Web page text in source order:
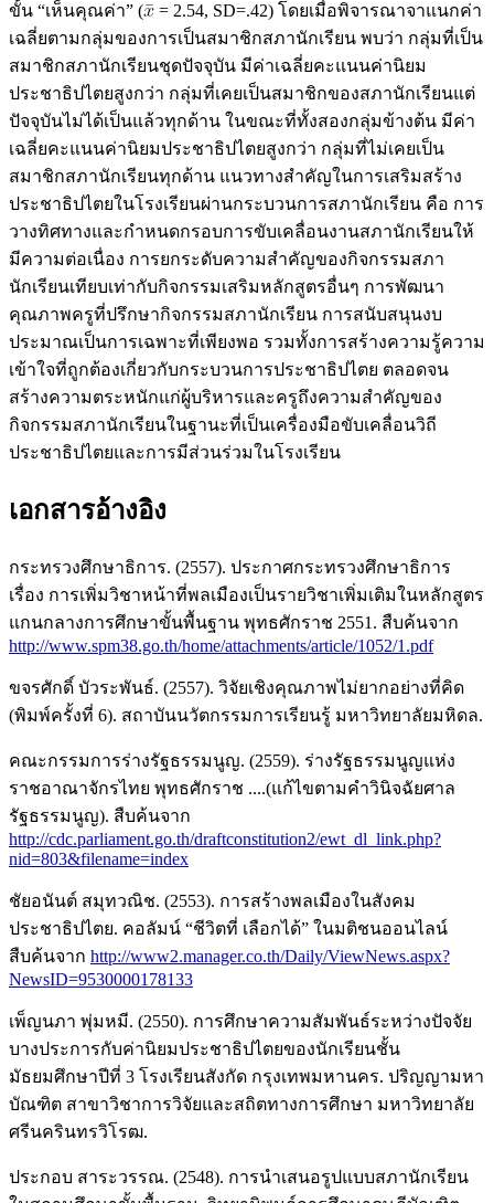
ขั้น “เห็นคุณค่า” (
= 2.54, SD=.42) โดยเมื่อพิจารณาจาแนกค่า
เฉลี่ยตามกลุ่มของการเป็นสมาชิกสภานักเรียน พบว่า กลุ่มที่เป็น
สมาชิกสภานักเรียนชุดปัจจุบัน มีค่าเฉลี่ยคะแนนค่านิยม
ประชาธิปไตยสูงกว่า กลุ่มที่เคยเป็นสมาชิกของสภานักเรียนแต่
ปัจจุบันไม่ได้เป็นแล้วทุกด้าน ในขณะที่ทั้งสองกลุ่มข้างต้น มีค่า
เฉลี่ยคะแนนค่านิยมประชาธิปไตยสูงกว่า กลุ่มที่ไม่เคยเป็น
สมาชิกสภานักเรียนทุกด้าน แนวทางสำคัญในการเสริมสร้าง
ประชาธิปไตยในโรงเรียนผ่านกระบวนการสภานักเรียน คือ การ
วางทิศทางและกำหนดกรอบการขับเคลื่อนงานสภานักเรียนให้
มีความต่อเนื่อง การยกระดับความสำคัญของกิจกรรมสภา
นักเรียนเทียบเท่ากับกิจกรรมเสริมหลักสูตรอื่นๆ การพัฒนา
คุณภาพครูที่ปรึกษากิจกรรมสภานักเรียน การสนับสนุนงบ
ประมาณเป็นการเฉพาะที่เพียงพอ รวมทั้งการสร้างความรู้ความ
เข้าใจที่ถูกต้องเกี่ยวกับกระบวนการประชาธิปไตย ตลอดจน
สร้างความตระหนักแก่ผู้บริหารและครูถึงความสำคัญของ
กิจกรรมสภานักเรียนในฐานะที่เป็นเครื่องมือขับเคลื่อนวิถี
ประชาธิปไตยและการมีส่วนร่วมในโรงเรียน
เอกสารอ้างอิง
กระทรวงศึกษาธิการ. (2557). ประกาศกระทรวงศึกษาธิการ
เรื่อง การเพิ่มวิชาหน้าที่พลเมืองเป็นรายวิชาเพิ่มเติมในหลักสูตร
แกนกลางการศึกษาขั้นพื้นฐาน พุทธศักราช 2551. สืบค้นจาก
http://www.spm38.go.th/home/attachments/article/1052/1.pdf
ขจรศักดิ์ บัวระพันธ์. (2557). วิจัยเชิงคุณภาพไม่ยากอย่างที่คิด
(พิมพ์ครั้งที่ 6). สถาบันนวัตกรรมการเรียนรู้ มหาวิทยาลัยมหิดล.
คณะกรรมการร่างรัฐธรรมนูญ. (2559). ร่างรัฐธรรมนูญแห่ง
ราชอาณาจักรไทย พุทธศักราช ....(แก้ไขตามคำวินิจฉัยศาล
รัฐธรรมนูญ). สืบค้นจาก
http://cdc.parliament.go.th/draftconstitution2/ewt_dl_link.php?
nid=803&filename=index
ชัยอนันต์ สมุทวณิช. (2553). การสร้างพลเมืองในสังคม
ประชาธิปไตย. คอลัมน์ “ชีวิตที่ เลือกได้” ในมติชนออนไลน์
สืบค้นจาก http://www2.manager.co.th/Daily/ViewNews.aspx?
NewsID=9530000178133
เพ็ญนภา พุ่มหมี. (2550). การศึกษาความสัมพันธ์ระหว่างปัจจัย
บางประการกับค่านิยมประชาธิปไตยของนักเรียนชั้น
มัธยมศึกษาปีที่ 3 โรงเรียนสังกัด กรุงเทพมหานคร. ปริญญามหา
บัณฑิต สาขาวิชาการวิจัยและสถิตทางการศึกษา มหาวิทยาลัย
ศรีนครินทรวิโรฒ.
ประกอบ สาระวรรณ. (2548). การนำเสนอรูปแบบสภานักเรียน